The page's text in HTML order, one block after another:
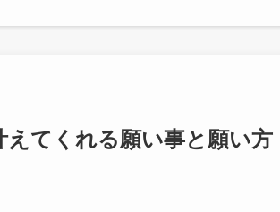
てくれる願い事と願い方